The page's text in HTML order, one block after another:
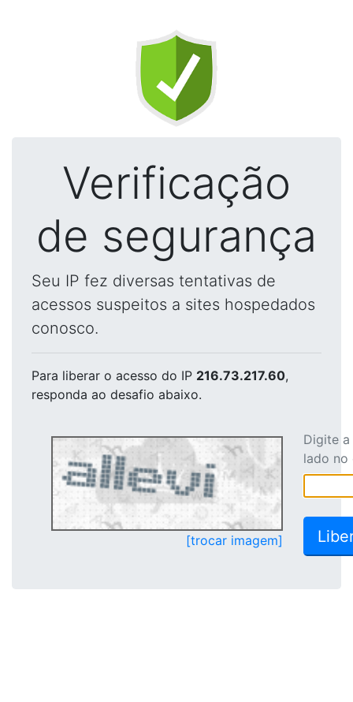
Verificação
de segurança
Seu IP fez diversas tentativas de
acessos suspeitos a sites hospedados
conosco.
Para liberar o acesso do IP 216.73.217.60,
responda ao desafio abaixo.
[trocar imagem]
Digite
lado no